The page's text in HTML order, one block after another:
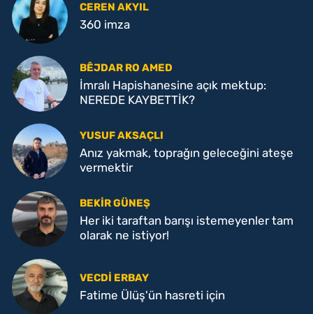
CEREN AKYIL
360 imza
BÊJDAR RO AMED
İmralı Hapishanesine açık mektup:
NEREDE KAYBETTİK?
YUSUF AKSAÇLI
Anız yakmak, toprağın geleceğini ateşe
vermektir
BEKIR GÜNEŞ
Her iki taraftan barışı istemeyenler tam
olarak ne istiyor!
VECDI ERBAY
Fatime Ülüş'ün hasreti için